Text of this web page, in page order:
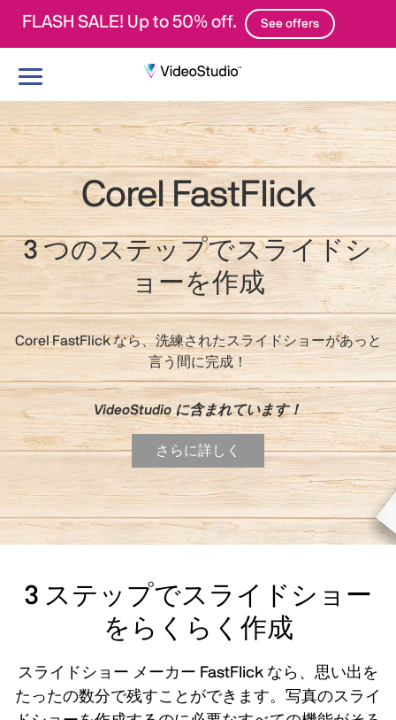
FLASH SALE! Up to 50% off. See offers
ナ
ゲ
ー
シ
ン
切
り
替
Corel FastFlick
3 つのステップでスライドシ
ョーを作成
Corel FastFlick なら、洗練されたスライドショーがあっと
言う間に完成！
VideoStudio に含まれています！
さらに詳しく
3 ステップでスライドショー
をらくらく作成
スライドショー メーカー FastFlick なら、思い出を
たったの数分で残すことができます。写真のスライ